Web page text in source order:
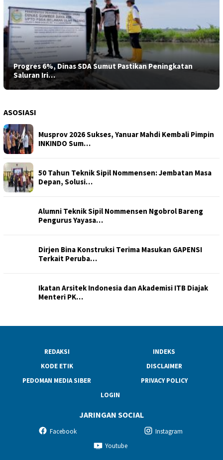
Progres 6%, Dinas SDA Sumut Pastikan Peningkatan
Saluran Iri…
ASOSIASI
Musprov 2026 Sukses, Yanuar Mahdi Kembali Pimpin
INKINDO Sum…
50 Tahun Teknik Sipil Nommensen: Jembatan Masa
Depan, Solusi…
Alumni Teknik Sipil Nommensen Ngobrol Bareng
Pengurus Yayasa…
Dirjen Bina Konstruksi Terima Masukan GAPENSI
Terkait Peruba…
Ikatan Arsitek Indonesia dan Akademisi ITB Diajak
Menteri PK…
REDAKSI
INDEKS
KODE ETIK
DISCLAIMER
PEDOMAN MEDIA SIBER
PRIVACY POLICY
LOGIN
JARINGAN SOCIAL
Facebook
Instagram
Youtube